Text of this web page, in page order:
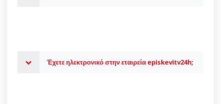
Έχετε ηλεκτρονικό στην εταιρεία episkevitv24h;